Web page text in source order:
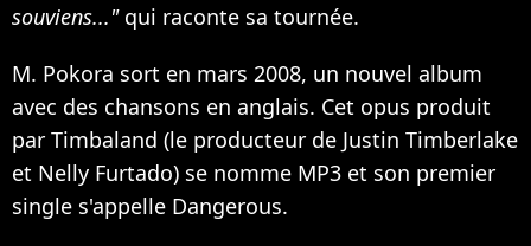
souviens..."qui raconte sa tournée.
M. Pokora sort en mars 2008, un nouvel album
avec des chansons en anglais. Cet opus produit
par Timbaland (le producteur de Justin Timberlake
et Nelly Furtado) se nomme MP3 et son premier
single s'appelle Dangerous.